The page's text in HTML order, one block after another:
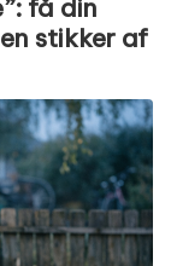
få din
stikker af